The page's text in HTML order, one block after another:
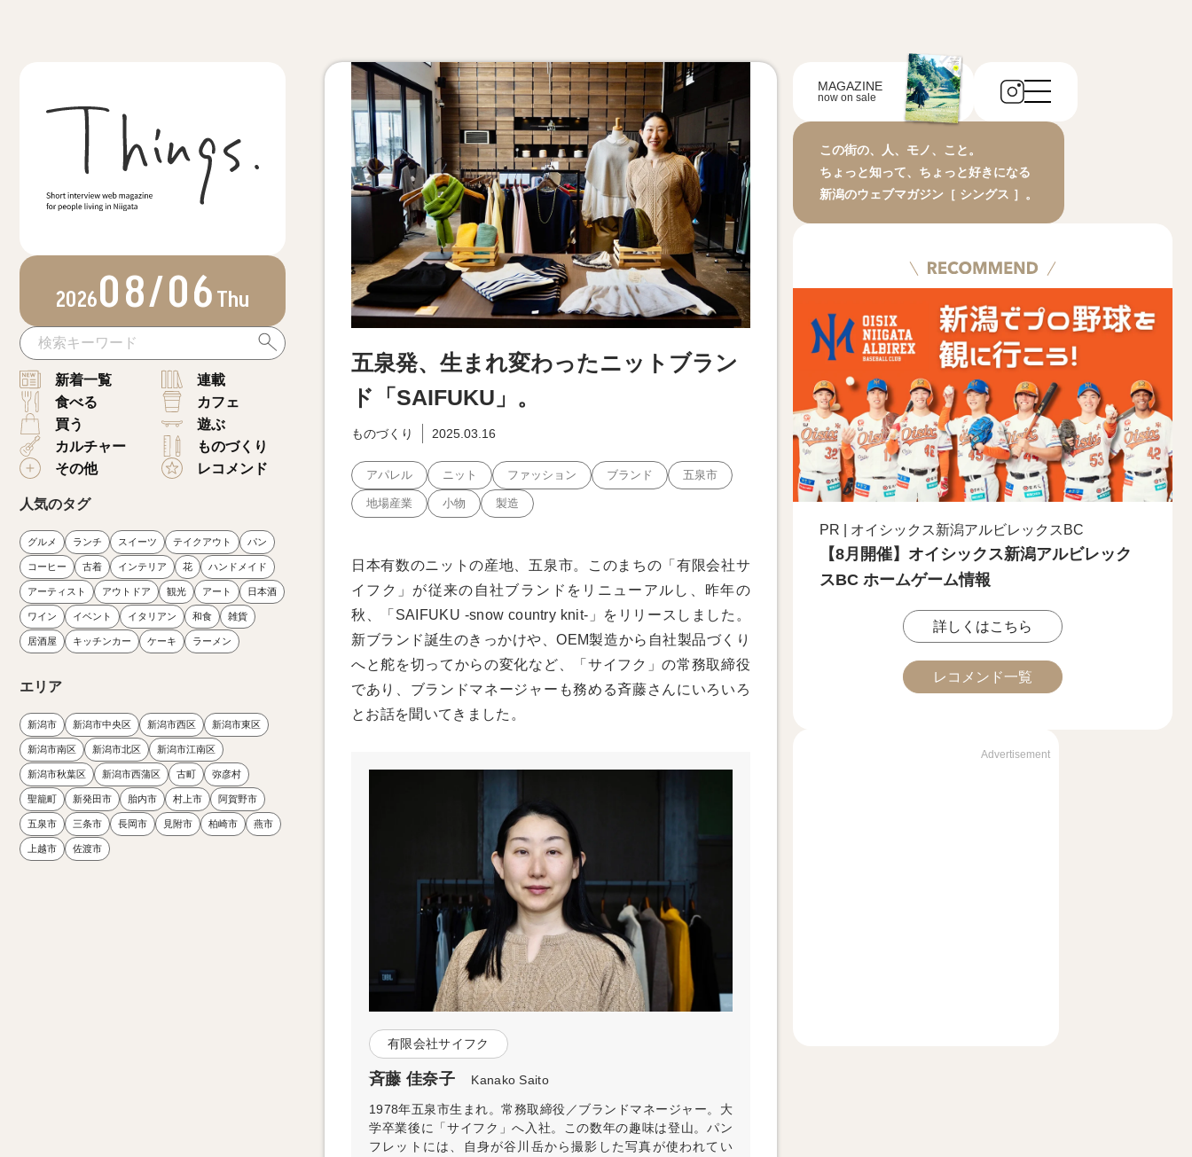
202608/06Thu
新着一覧
連載
食べる
カフェ
買う
遊ぶ
カルチャー
ものづくり
その他
レコメンド
人気のタグ
グルメ ランチ スイーツ テイクアウト パン
コーヒー 古着 インテリア 花 ハンドメイド
アーティスト アウトドア 観光 アート 日本酒
ワイン イベント イタリアン 和食 雑貨
居酒屋 キッチンカー ケーキ ラーメン
エリア
新潟市 新潟市中央区 新潟市西区 新潟市東区
新潟市南区 新潟市北区 新潟市江南区
新潟市秋葉区 新潟市西蒲区 古町 弥彦村
聖籠町 新発田市 胎内市 村上市 阿賀野市
五泉市 三条市 長岡市 見附市 柏崎市 燕市
上越市 佐渡市
五泉発、生まれ変わったニットブラン
ド「SAIFUKU」。
ものづくり 2025.03.16
アパレル ニット ファッション ブランド 五泉市
地場産業 小物 製造
日本有数のニットの産地、五泉市。このまちの「有限会社サ
イフク」が従来の自社ブランドをリニューアルし、昨年の
秋、「SAIFUKU -snow country knit-」をリリースしました。
新ブランド誕生のきっかけや、OEM製造から自社製品づくり
へと舵を切ってからの変化など、「サイフク」の常務取締役
であり、ブランドマネージャーも務める斉藤さんにいろいろ
とお話を聞いてきました。
有限会社サイフク
斉藤 佳奈子 Kanako Saito
1978年五泉市生まれ。常務取締役／ブランドマネージャー。大
学卒業後に「サイフク」へ入社。この数年の趣味は登山。パン
フレットには、自身が谷川岳から撮影した写真が使われてい
MAGAZINE
now on sale
この街の、人、モノ、こと。
ちょっと知って、ちょっと好きになる
新潟のウェブマガジン［ シングス ］。
PR | オイシックス新潟アルビレックスBC
【8月開催】オイシックス新潟アルビレック
スBC ホームゲーム情報
詳しくはこちら
レコメンド一覧
Advertisement